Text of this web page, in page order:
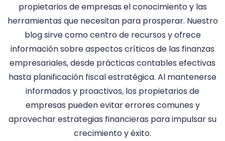
propietarios de empresas el conocimiento y las
herramientas que necesitan para prosperar. Nuestro
blog sirve como centro de recursos y ofrece
información sobre aspectos críticos de las finanzas
empresariales, desde prácticas contables efectivas
hasta planificación fiscal estratégica. Al mantenerse
informados y proactivos, los propietarios de
empresas pueden evitar errores comunes y
aprovechar estrategias financieras para impulsar su
crecimiento y éxito.